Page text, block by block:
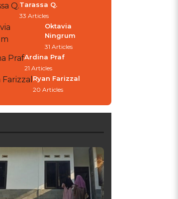
Tarassa Q.
33 Articles
Oktavia
Ningrum
31 Articles
Ardina Praf
21 Articles
Ryan Farizzal
20 Articles